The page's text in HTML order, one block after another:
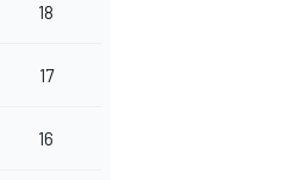
18
17
16